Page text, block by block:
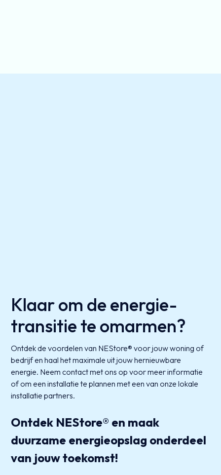
Klaar om de energie-
transitie te omarmen?
Ontdek de voordelen van NEStore® voor jouw woning of
bedrijf en haal het maximale uit jouw hernieuwbare
energie. Neem contact met ons op voor meer informatie
of om een installatie te plannen met een van onze lokale
installatie partners.
Ontdek NEStore® en maak
duurzame energieopslag onderdeel
van jouw toekomst!